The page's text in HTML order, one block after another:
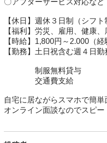
〇アフターサービス対応など
【休日】週休３日制（シフト
【福利】労災、雇用、健康、
【時給】1,800円～2.000（経
【勤務】土日祝含む週４日
制服無料貸与
交通費支給
自宅に居ながらスマホで簡単
オンライン面談なのでスピー